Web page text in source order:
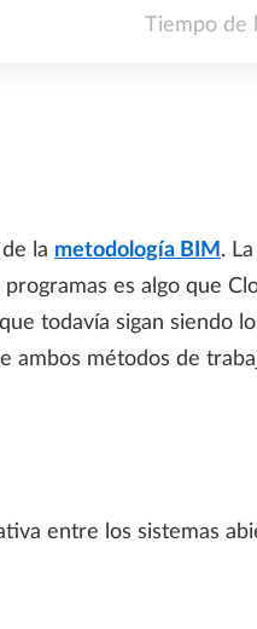
Tiempo de
la metodología BIM .
es algo que
todavía sigan siendo
ambos métodos de
entre los sistemas